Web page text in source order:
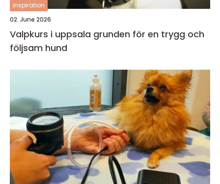
inspiration
02. June 2026
Valpkurs i uppsala grunden för en trygg och
följsam hund